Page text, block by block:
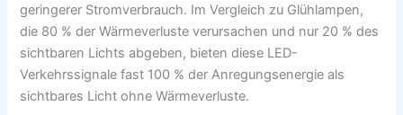
geringerer Stromverbrauch. Im Vergleich zu Glühlampen,
die 80 % der Wärmeverluste verursachen und nur 20 % des
sichtbaren Lichts abgeben, bieten diese LED-
Verkehrssignale fast 100 % der Anregungsenergie als
sichtbares Licht ohne Wärmeverluste.